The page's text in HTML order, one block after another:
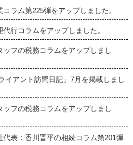
ラム第225弾をアップしました。
行コラムをアップしました。
フの税務コラムをアップしまし
イアント訪問日記」7月を掲載しまし
フの税務コラムをアップしまし
表：香川晋平の相続コラム第201弾